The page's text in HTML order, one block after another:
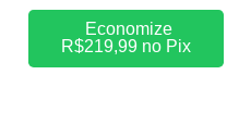
Economize
R$219,99 no Pix